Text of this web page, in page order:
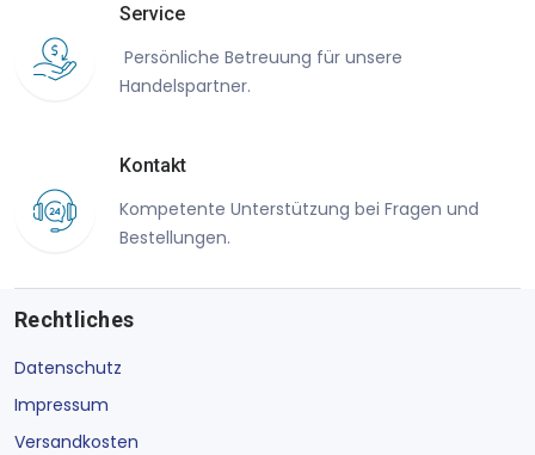
Service
Persönliche Betreuung für unsere
Handelspartner.
Kontakt
Kompetente Unterstützung bei Fragen und
Bestellungen.
Rechtliches
Datenschutz
Impressum
Versandkosten